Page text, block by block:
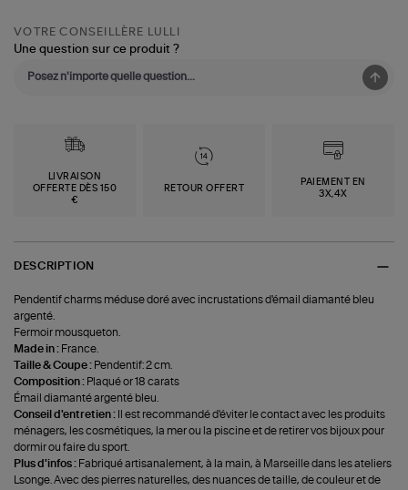
VOTRE CONSEILLÈRE LULLI
Une question sur ce produit ?
LIVRAISON
OFFERTE DÈS 150
€
RETOUR OFFERT
PAIEMENT EN
3X,4X
DESCRIPTION
Pendentif charms méduse doré avec incrustations d'émail diamanté bleu
argenté.
Fermoir mousqueton.
Made in : France.
Taille & Coupe : Pendentif: 2 cm.
Composition : Plaqué or 18 carats
Émail diamanté argenté bleu.
Conseil d'entretien :
Il est recommandé d'éviter le contact avec les produits
ménagers, les cosmétiques, la mer ou la piscine et de retirer vos bijoux pour
dormir ou faire du sport.
Plus d'infos : Fabriqué artisanalement, à la main, à Marseille dans les ateliers
Lsonge. Avec des pierres naturelles, des nuances de taille, de couleur et de